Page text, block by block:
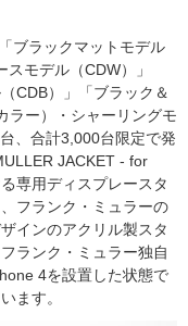
ブラックマットモデル
モデル（CDW）」
CDB）」「ブラック＆
ラー）・シャーリングモ
、合計3,000台限定で発
JACKET - for
専用ディスプレースタ
フランク・ミュラーの
インのアクリル製スタ
ランク・ミュラー独自
4を設置した状態で
ます。